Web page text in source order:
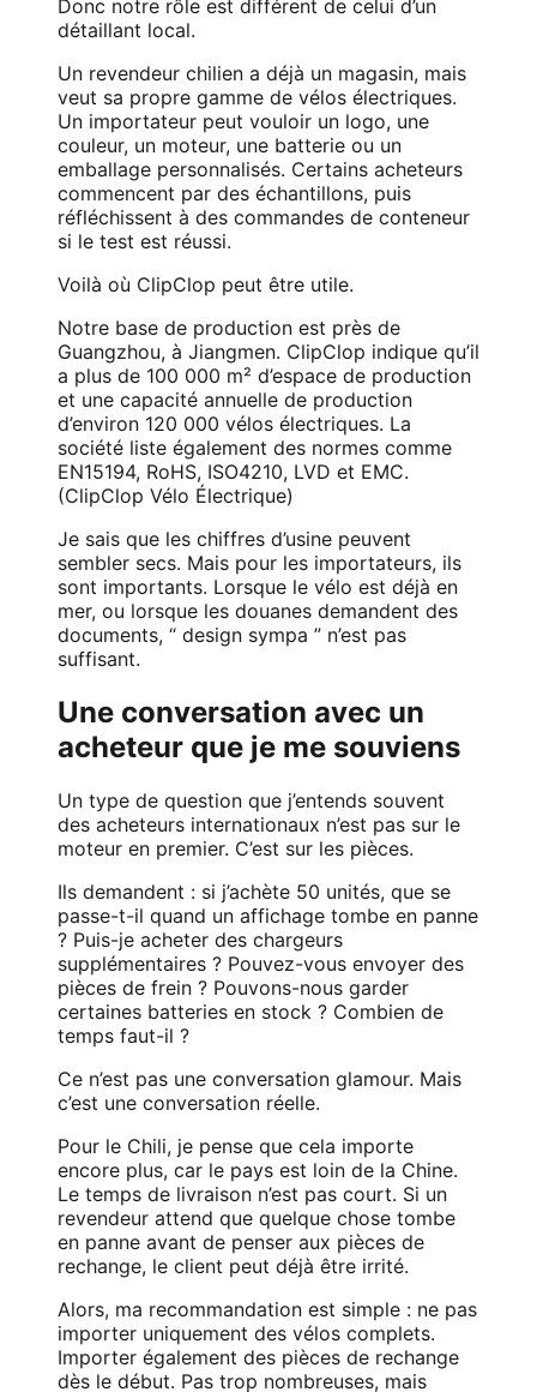
Donc notre rôle est différent de celui d’un
détaillant local.
Un revendeur chilien a déjà un magasin, mais
veut sa propre gamme de vélos électriques.
Un importateur peut vouloir un logo, une
couleur, un moteur, une batterie ou un
emballage personnalisés. Certains acheteurs
commencent par des échantillons, puis
réfléchissent à des commandes de conteneur
si le test est réussi.
Voilà où ClipClop peut être utile.
Notre base de production est près de
Guangzhou, à Jiangmen. ClipClop indique qu’il
a plus de 100 000 m² d’espace de production
et une capacité annuelle de production
d’environ 120 000 vélos électriques. La
société liste également des normes comme
EN15194, RoHS, ISO4210, LVD et EMC.
(ClipClop Vélo Électrique)
Je sais que les chiffres d’usine peuvent
sembler secs. Mais pour les importateurs, ils
sont importants. Lorsque le vélo est déjà en
mer, ou lorsque les douanes demandent des
documents, “ design sympa ” n’est pas
suffisant.
Une conversation avec un
acheteur que je me souviens
Un type de question que j’entends souvent
des acheteurs internationaux n’est pas sur le
moteur en premier. C’est sur les pièces.
Ils demandent : si j’achète 50 unités, que se
passe-t-il quand un affichage tombe en panne
? Puis-je acheter des chargeurs
supplémentaires ? Pouvez-vous envoyer des
pièces de frein ? Pouvons-nous garder
certaines batteries en stock ? Combien de
temps faut-il ?
Ce n’est pas une conversation glamour. Mais
c’est une conversation réelle.
Pour le Chili, je pense que cela importe
encore plus, car le pays est loin de la Chine.
Le temps de livraison n’est pas court. Si un
revendeur attend que quelque chose tombe
en panne avant de penser aux pièces de
rechange, le client peut déjà être irrité.
Alors, ma recommandation est simple : ne pas
importer uniquement des vélos complets.
Importer également des pièces de rechange
dès le début. Pas trop nombreuses, mais